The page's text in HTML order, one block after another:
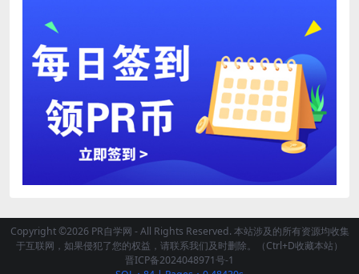
Copyright ©2026 PR自学网 - All Rights Reserved. 本站涉及的所有资源均收集
于互联网，如果侵犯了您的权益，请联系我们及时删除。（Ctrl+D收藏本站）
晋ICP备2024048971号-1